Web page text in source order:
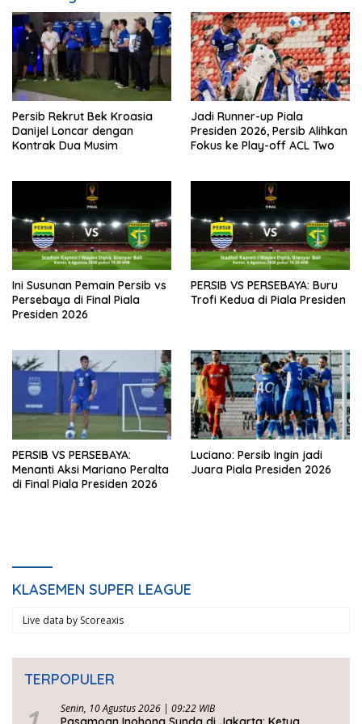
Persib Rekrut Bek Kroasia
Danijel Loncar dengan
Kontrak Dua Musim
Jadi Runner-up Piala
Presiden 2026, Persib Alihkan
Fokus ke Play-off ACL Two
Ini Susunan Pemain Persib vs
Persebaya di Final Piala
Presiden 2026
PERSIB VS PERSEBAYA: Buru
Trofi Kedua di Piala Presiden
PERSIB VS PERSEBAYA:
Menanti Aksi Mariano Peralta
di Final Piala Presiden 2026
Luciano: Persib Ingin jadi
Juara Piala Presiden 2026
KLASEMEN SUPER LEAGUE
Live data by Scoreaxis
TERPOPULER
Senin, 10 Agustus 2026 | 09:22 WIB